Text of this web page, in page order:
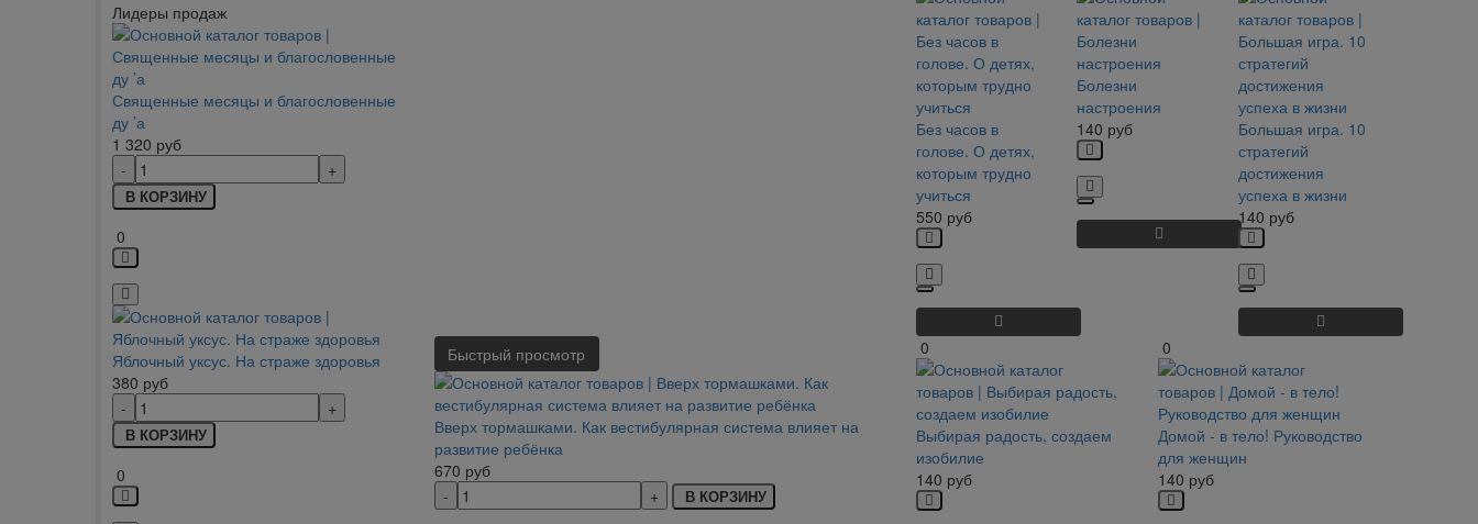
Лидеры продаж
Священные месяцы и благословенные
ду ’а
1 320 руб
В КОРЗИНУ
0
Яблочный уксус. На страже здоровья
380 руб
В КОРЗИНУ
0
Без часов в
голове. О детях,
которым трудно
учиться
550 руб
Болезни
настроения
140 руб
Большая игра. 10
стратегий
достижения
успеха в жизни
140 руб
Быстрый просмотр
Вверх тормашками. Как вестибулярная система влияет на
развитие ребёнка
670 руб
В КОРЗИНУ
0
Выбирая радость, создаем
изобилие
140 руб
0
Домой - в тело! Руководство
для женщин
140 руб